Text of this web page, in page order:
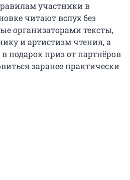
участники в
читают вслух без
организаторами тексты,
и артистизм чтения, а
подарок приз от партнёров
заранее практически